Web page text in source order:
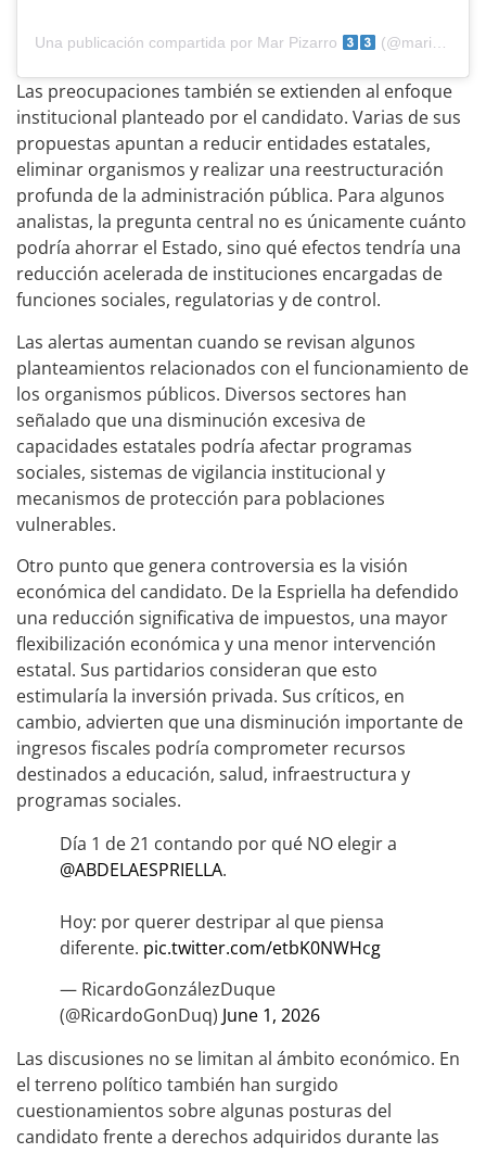
Una publicación compartida por Mar Pizarro (@mariadelmarpizarro)
Las preocupaciones también se extienden al enfoque
institucional planteado por el candidato. Varias de sus
propuestas apuntan a reducir entidades estatales,
eliminar organismos y realizar una reestructuración
profunda de la administración pública. Para algunos
analistas, la pregunta central no es únicamente cuánto
podría ahorrar el Estado, sino qué efectos tendría una
reducción acelerada de instituciones encargadas de
funciones sociales, regulatorias y de control.
Las alertas aumentan cuando se revisan algunos
planteamientos relacionados con el funcionamiento de
los organismos públicos. Diversos sectores han
señalado que una disminución excesiva de
capacidades estatales podría afectar programas
sociales, sistemas de vigilancia institucional y
mecanismos de protección para poblaciones
vulnerables.
Otro punto que genera controversia es la visión
económica del candidato. De la Espriella ha defendido
una reducción significativa de impuestos, una mayor
flexibilización económica y una menor intervención
estatal. Sus partidarios consideran que esto
estimularía la inversión privada. Sus críticos, en
cambio, advierten que una disminución importante de
ingresos fiscales podría comprometer recursos
destinados a educación, salud, infraestructura y
programas sociales.
Día 1 de 21 contando por qué NO elegir a
@ABDELAESPRIELLA.
Hoy: por querer destripar al que piensa
diferente. pic.twitter.com/etbK0NWHcg
— RicardoGonzálezDuque
(@RicardoGonDuq) June 1, 2026
Las discusiones no se limitan al ámbito económico. En
el terreno político también han surgido
cuestionamientos sobre algunas posturas del
candidato frente a derechos adquiridos durante las